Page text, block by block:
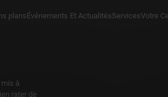
plansÉvénements Et ActualitésServicesVotre
à
rater de